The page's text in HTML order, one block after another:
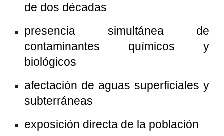
de dos décadas
presencia simultánea de
contaminantes químicos y
biológicos
afectación de aguas superficiales y
subterráneas
exposición directa de la población